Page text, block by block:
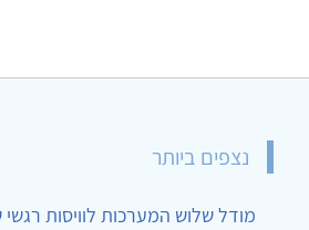
נצפים ביותר
מודל שלוש המערכות לוויסות